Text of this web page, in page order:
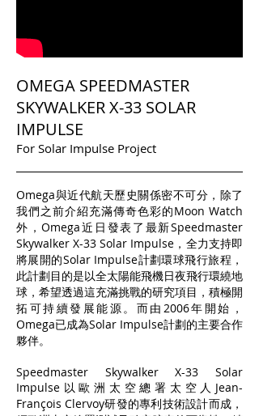
OMEGA SPEEDMASTER
SKYWALKER X-33 SOLAR
IMPULSE
For Solar Impulse Project
Omega與近代航天歷史關係密不可分，除了
我們之前介紹充滿傳奇色彩的Moon Watch
外，Omega近日發表了最新Speedmaster
Skywalker X-33 Solar Impulse，全力支持即
將展開的Solar Impulse計劃環球飛行旅程，
此計劃目的是以全太陽能飛機日夜飛行環繞地
球，希望透過這充滿挑戰的研究項目，積極開
拓可持續發展能源。而由2006年開始，
Omega已成為Solar Impulse計劃的主要合作
夥伴。
Speedmaster Skywalker X-33 Solar
Impulse以歐洲太空總署太空人Jean-
François Clervoy研發的專利技術設計而成，